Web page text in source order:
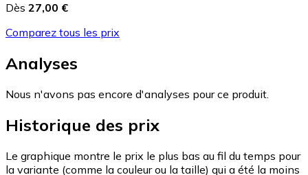
Dès 27,00 €
Comparez tous les prix
Analyses
Nous n'avons pas encore d'analyses pour ce produit.
Historique des prix
Le graphique montre le prix le plus bas au fil du temps pour
la variante (comme la couleur ou la taille) qui a été la moins